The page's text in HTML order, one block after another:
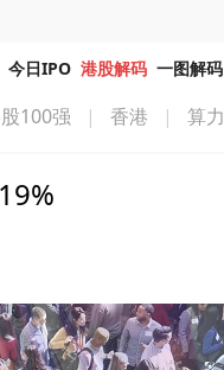
今日IPO 港股解码 一图解码
100强 | 香港 | 算力